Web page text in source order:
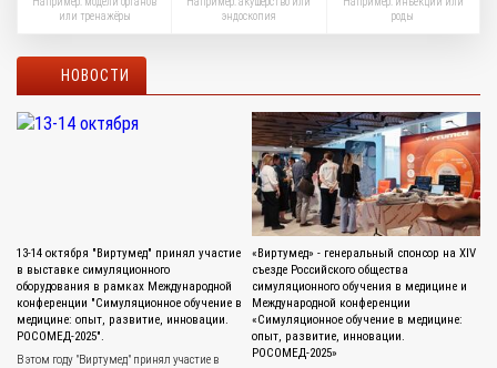
или тренажёры
эндоскопия
роды
НОВОСТИ
13-14 октября "Виртумед" принял участие
в выставке симуляционного
оборудования в рамках Международной
конференции "Симуляционное обучение в
медицине: опыт, развитие, инновации.
РОСОМЕД-2025".
В этом году "Виртумед" принял участие в
«Виртумед» - генеральный спонсор на XIV
съезде Российского общества
симуляционного обучения в медицине и
Международной конференции
«Симуляционное обучение в медицине:
опыт, развитие, инновации.
РОСОМЕД-2025»